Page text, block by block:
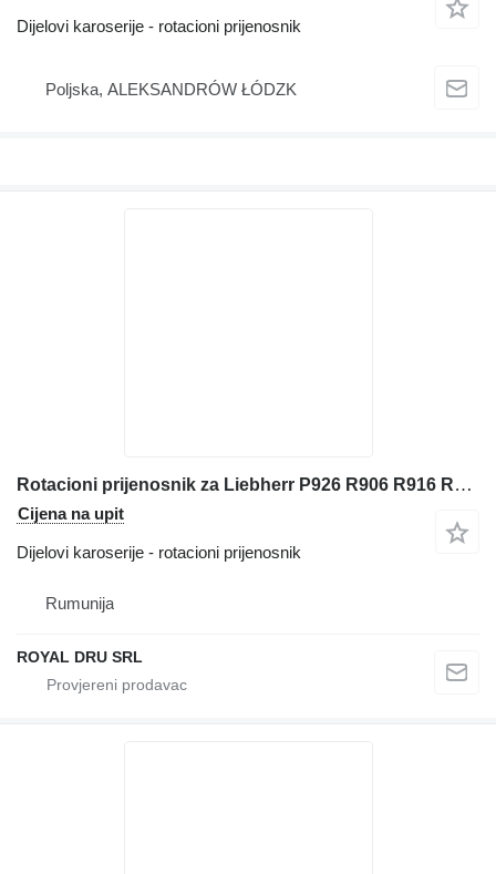
Dijelovi karoserije - rotacioni prijenosnik
Poljska, ALEKSANDRÓW ŁÓDZK
Rotacioni prijenosnik za Liebherr P926 R906 R916 R924 și R926 bagera
Cijena na upit
Dijelovi karoserije - rotacioni prijenosnik
Rumunija
ROYAL DRU SRL